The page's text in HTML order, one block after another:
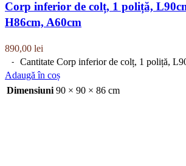
Corp inferior de colț, 1 poliță,
H86cm, A60cm
890,00 lei
Cantitate Corp inferior de colț, 1 poliță,
Adaugă în coș
Dimensiuni 90 × 90 × 86 cm